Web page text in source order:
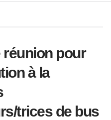
réunion pour
à la
trices de bus